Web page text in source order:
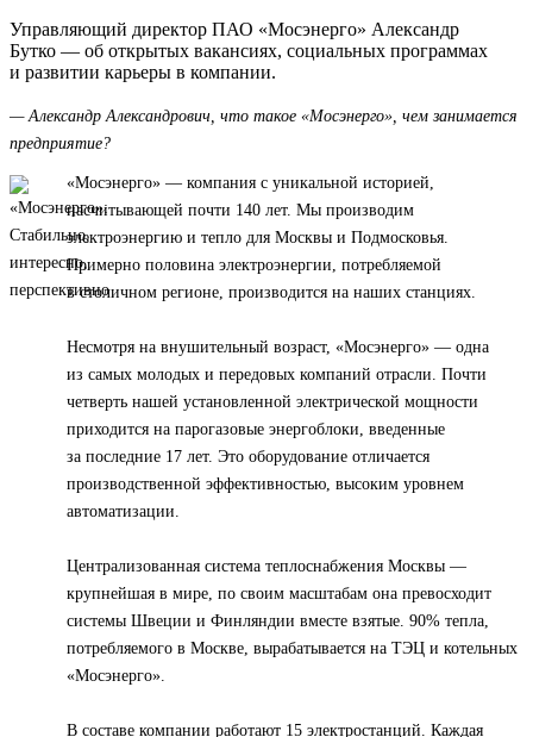
Управляющий директор ПАО «Мосэнерго» Александр
Бутко — об открытых вакансиях, социальных программах
и развитии карьеры в компании.
— Александр Александрович, что такое «Мосэнерго», чем занимается
предприятие?
«Мосэнерго» — компания с уникальной историей,
насчитывающей почти 140 лет. Мы производим
электроэнергию и тепло для Москвы и Подмосковья.
Примерно половина электроэнергии, потребляемой
в столичном регионе, производится на наших станциях.
Несмотря на внушительный возраст, «Мосэнерго» — одна
из самых молодых и передовых компаний отрасли. Почти
четверть нашей установленной электрической мощности
приходится на парогазовые энергоблоки, введенные
за последние 17 лет. Это оборудование отличается
производственной эффективностью, высоким уровнем
автоматизации.
Централизованная система теплоснабжения Москвы —
крупнейшая в мире, по своим масштабам она превосходит
системы Швеции и Финляндии вместе взятые. 90% тепла,
потребляемого в Москве, вырабатывается на ТЭЦ и котельных
«Мосэнерго».
В составе компании работают 15 электростанций. Каждая